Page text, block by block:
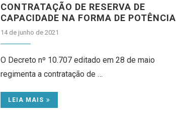
CONTRATAÇÃO DE RESERVA DE
CAPACIDADE NA FORMA DE POTÊNCIA
14 de junho de 2021
O Decreto nº 10.707 editado em 28 de maio
regimenta a contratação de …
LEIA MAIS